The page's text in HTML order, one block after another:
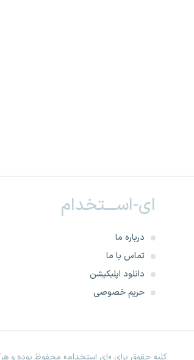
ای-اســـتخدام
درباره ما
تماس با ما
دانلود اپلیکیشن
حریم خصوصی
کلیه حقوق برای «ای استخدام» محفوظ بوده و